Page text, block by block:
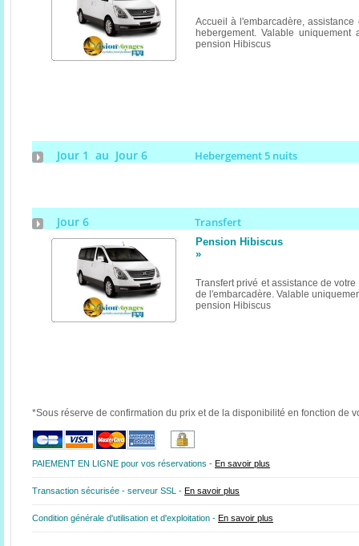
Accueil à l'embarcadère, assistance
hebergement. Valable
pension Hibiscus
Jour 1 au Jour 6 Hebergement 5 nuits
Jour 6 Transfert
Pension Hibiscus
»
Transfert privé et assistance de
de l'embarcadère. Valable
pension Hibiscus
*Sous réserve de confirmation du prix et de la disponibilité en fonction de
PAIEMENT EN LIGNE pour vos réservations - En savoir plus
Transaction sécurisée - serveur SSL - En savoir plus
Condition générale d'utilisation et d'exploitation - En savoir plus